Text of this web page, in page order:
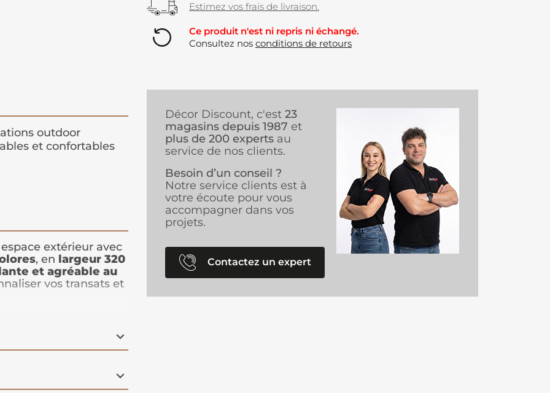
Estimez vos frais de livraison.
Ce produit n'est ni repris ni échangé.
Consultez nos conditions de retours
outdoor
et confortables
extérieur avec
, en largeur 320
et agréable au
vos transats et
votre
des journées
Décor Discount, c'est 23
magasins depuis 1987 et
plus de 200 experts au
service de nos clients.
Besoin d’un conseil ?
Notre service clients est à
votre écoute pour vous
accompagner dans vos
projets.
Contactez un expert